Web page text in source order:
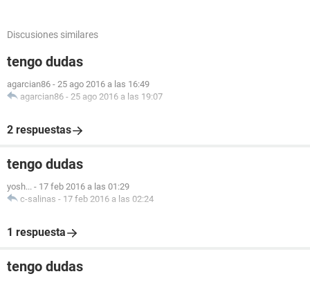
Discusiones similares
tengo dudas
agarcian86 - 25 ago 2016 a las 16:49
agarcian86 - 25 ago 2016 a las 19:07
2 respuestas
tengo dudas
yosh... - 17 feb 2016 a las 01:29
c-salinas - 17 feb 2016 a las 02:24
1 respuesta
tengo dudas